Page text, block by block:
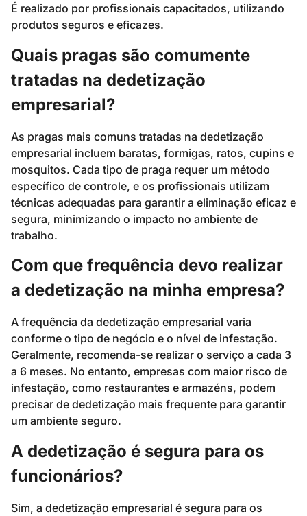
É realizado por profissionais capacitados, utilizando
produtos seguros e eficazes.
Quais pragas são comumente
tratadas na dedetização
empresarial?
As pragas mais comuns tratadas na dedetização
empresarial incluem baratas, formigas, ratos, cupins e
mosquitos. Cada tipo de praga requer um método
específico de controle, e os profissionais utilizam
técnicas adequadas para garantir a eliminação eficaz e
segura, minimizando o impacto no ambiente de
trabalho.
Com que frequência devo realizar
a dedetização na minha empresa?
A frequência da dedetização empresarial varia
conforme o tipo de negócio e o nível de infestação.
Geralmente, recomenda-se realizar o serviço a cada 3
a 6 meses. No entanto, empresas com maior risco de
infestação, como restaurantes e armazéns, podem
precisar de dedetização mais frequente para garantir
um ambiente seguro.
A dedetização é segura para os
funcionários?
Sim, a dedetização empresarial é segura para os